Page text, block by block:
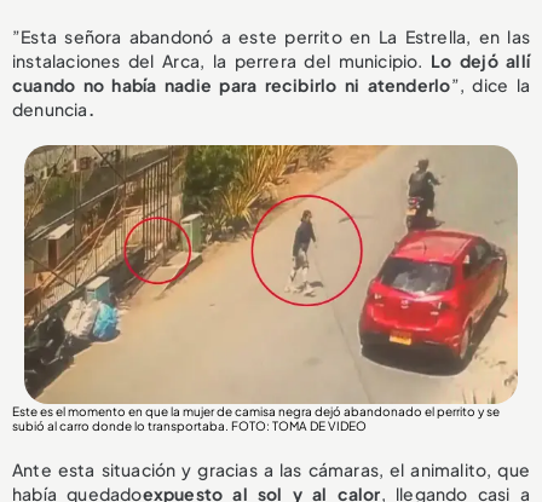
”Esta señora abandonó a este perrito en La Estrella, en las
instalaciones del Arca, la perrera del municipio. Lo dejó allí
cuando no había nadie para recibirlo ni atenderlo”, dice la
denuncia.
Este es el momento en que la mujer de camisa negra dejó abandonado el perrito y se
subió al carro donde lo transportaba. FOTO: TOMA DE VIDEO
Ante esta situación y gracias a las cámaras, el animalito, que
había quedadoexpuesto al sol y al calor, llegando casi a